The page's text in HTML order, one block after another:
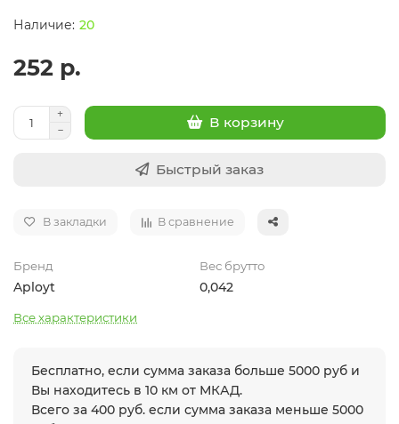
20
252 р.
В корзину
Быстрый заказ
В закладки В сравнение
Бренд
Aployt
Вес брутто
0,042
Все характеристики
Бесплатно, если сумма заказа больше 5000 руб и
Вы находитесь в 10 км от МКАД.
Всего за 400 руб. если сумма заказа меньше 5000